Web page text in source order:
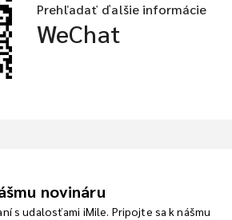
Prehľadať ďalšie informácie
WeChat
novináru
s udalosťami iMile. Pripojte sa k nášmu